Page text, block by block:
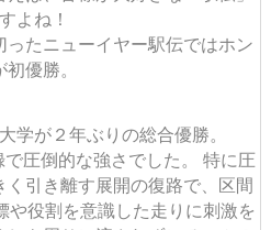
よね！
たニューイヤー駅伝ではホン
初優勝。
学が２年ぶりの総合優勝。
圧倒的な強さでした。
特に圧
引き離す展開の復路で、区間
や役割を意識した走りに刺激を